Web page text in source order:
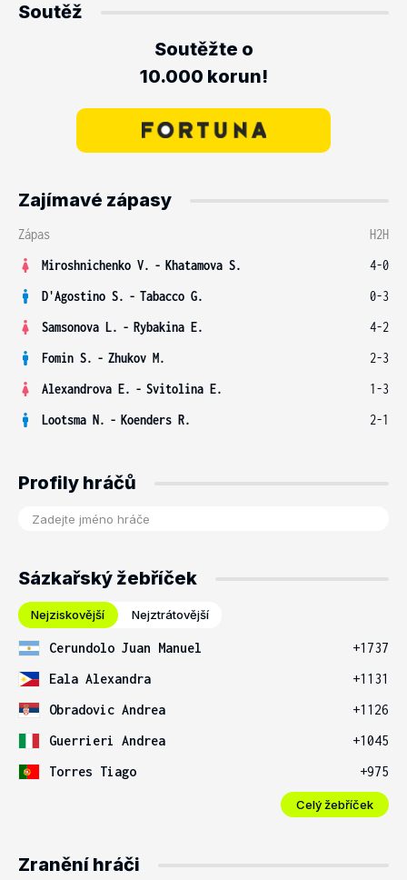
Soutěž
Soutěžte o
10.000 korun!
Zajímavé zápasy
Zápas
H2H
Miroshnichenko V. - Khatamova S.
4-0
D'Agostino S. - Tabacco G.
0-3
Samsonova L. - Rybakina E.
4-2
Fomin S. - Zhukov M.
2-3
Alexandrova E. - Svitolina E.
1-3
Lootsma N. - Koenders R. 2-1
Profily hráčů
Sázkařský žebříček
Nejziskovější Nejztrátovější
Cerundolo Juan Manuel
+1737
Eala Alexandra
+1131
Obradovic Andrea
+1126
Guerrieri Andrea
+1045
Torres Tiago
+975
Celý žebříček
Zranění hráči